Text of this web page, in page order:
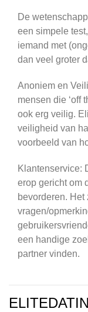
De
een simpele
iemand met
dan veel groter
Anoniem en
mensen die ‘off
ook erg veilig.
veiligheid van
voorbeeld van
Klantenservice:
erop gericht om
bevorderen.
vragen/
een handige
partner vinden.